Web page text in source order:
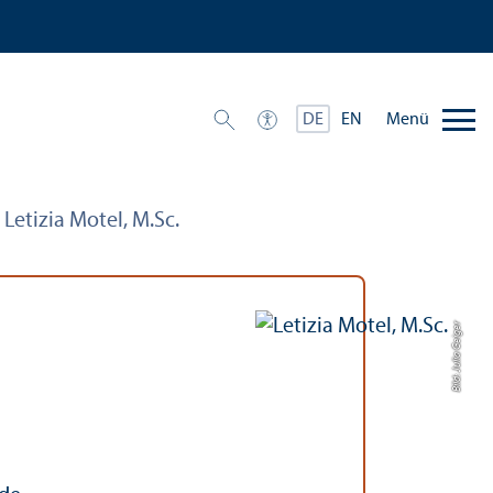
DE EN Menü
Letizia Motel, M.Sc.
Bild: Julia Geiger